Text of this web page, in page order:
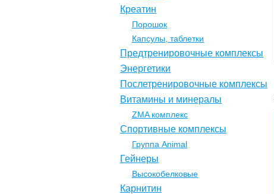
Креатин
Порошок
Капсулы, таблетки
Предтренировочные комплексы
Энергетики
Послетренировочные комплексы
Витамины и минералы
ZMA комплекс
Спортивные комплексы
Группа Animal
Гейнеры
Высокобелковые
Карнитин